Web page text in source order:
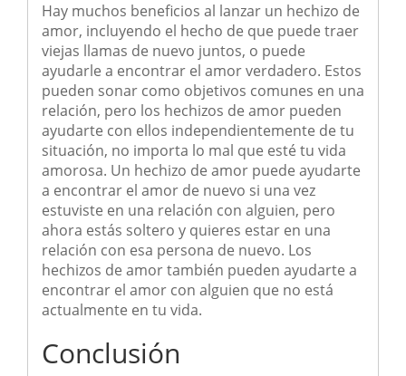
Hay muchos beneficios al lanzar un hechizo de
amor, incluyendo el hecho de que puede traer
viejas llamas de nuevo juntos, o puede
ayudarle a encontrar el amor verdadero. Estos
pueden sonar como objetivos comunes en una
relación, pero los hechizos de amor pueden
ayudarte con ellos independientemente de tu
situación, no importa lo mal que esté tu vida
amorosa. Un hechizo de amor puede ayudarte
a encontrar el amor de nuevo si una vez
estuviste en una relación con alguien, pero
ahora estás soltero y quieres estar en una
relación con esa persona de nuevo. Los
hechizos de amor también pueden ayudarte a
encontrar el amor con alguien que no está
actualmente en tu vida.
Conclusión